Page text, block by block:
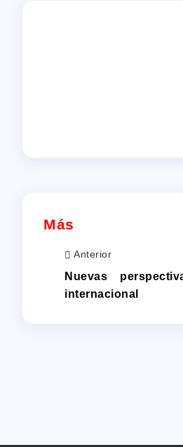
Más
Anterior
Nuevas
internacional